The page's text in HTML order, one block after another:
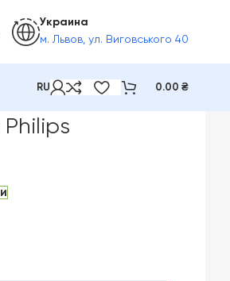
Украина
м. Львов, ул. Виговського 40
RU 0.00 ₴